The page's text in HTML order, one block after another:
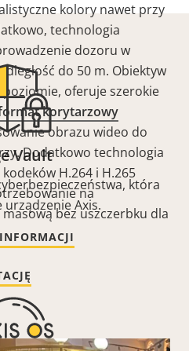
kolory nawet przy
technologia
dozoru w
do 50 m. Obiektyw
poziomie, oferuje szerokie
korytarzowy
obrazu wideo do
Dodatkowo technologia
kodeków H.264 i H.265
na
bez uszczerbku dla
Vault
która
urządzenie Axis.